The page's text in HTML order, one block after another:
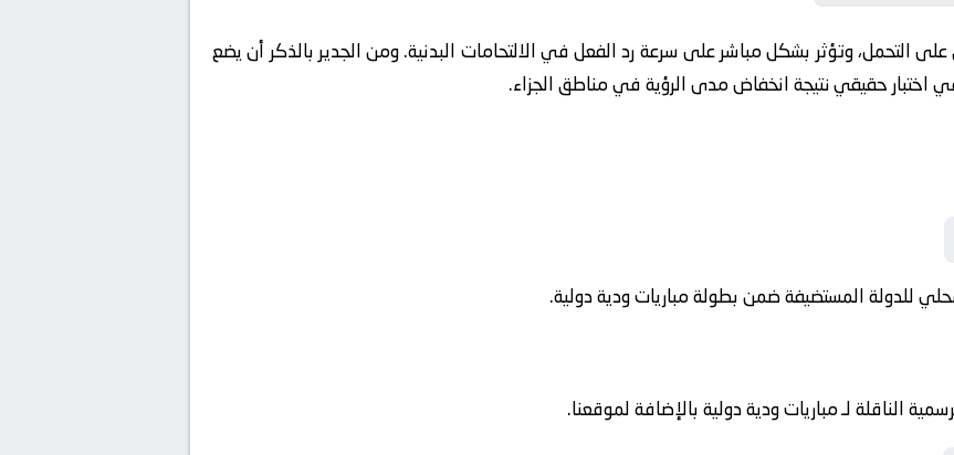
التحمل، وتؤثر بشكل مباشر على سرعة رد الفعل في الالتحامات البدنية. ومن الجدير بالذكر أن يضع
حقيقي نتيجة انخفاض مدى الرؤية في مناطق الجزاء.
للدولة المستضيفة ضمن بطولة مباريات ودية دولية.
الناقلة لـ مباريات ودية دولية بالإضافة لموقعنا.